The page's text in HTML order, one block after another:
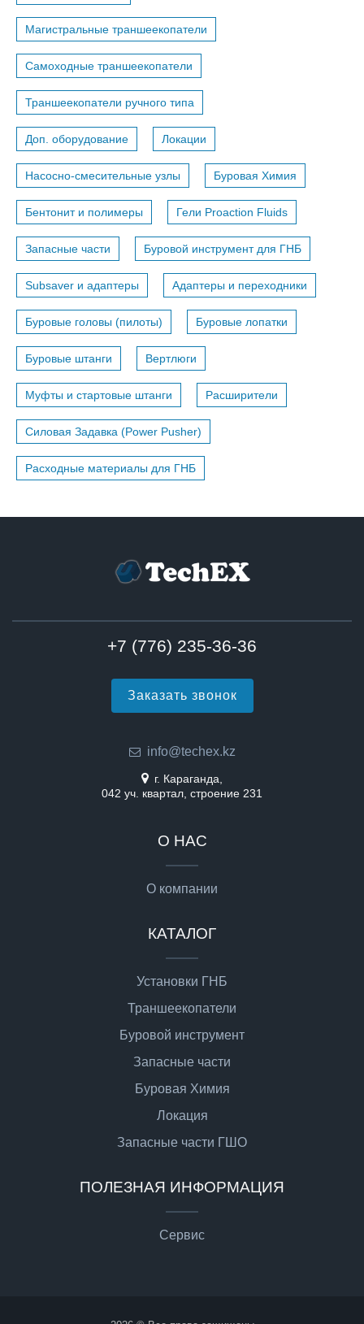
Магистральные траншеекопатели
Самоходные траншеекопатели
Траншеекопатели ручного типа
Доп. оборудование Локации
Насосно-смесительные узлы Буровая Химия
Бентонит и полимеры Гели Proaction Fluids
Запасные части Буровой инструмент для ГНБ
Subsaver и адаптеры Адаптеры и переходники
Буровые головы (пилоты) Буровые лопатки
Буровые штанги Вертлюги
Муфты и стартовые штанги Расширители
Силовая Задавка (Power Pusher)
Расходные материалы для ГНБ
+7 (776) 235-36-36
Заказать звонок
info@techex.kz
г. Караганда,
042 уч. квартал, строение 231
О НАС
О компании
КАТАЛОГ
Установки ГНБ
Траншеекопатели
Буровой инструмент
Запасные части
Буровая Химия
Локация
Запасные части ГШО
ПОЛЕЗНАЯ ИНФОРМАЦИЯ
Сервис